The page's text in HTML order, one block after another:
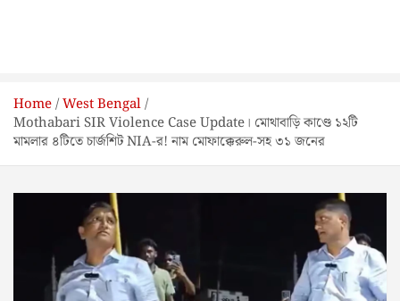
Home West Bengal
Mothabari SIR Violence Case Update। মোথাবাড়ি কাণ্ডে ১২টি
মামলার ৪টিতে চার্জশিট NIA-র! নাম মোফাক্কেরুল-সহ ৩১ জনের